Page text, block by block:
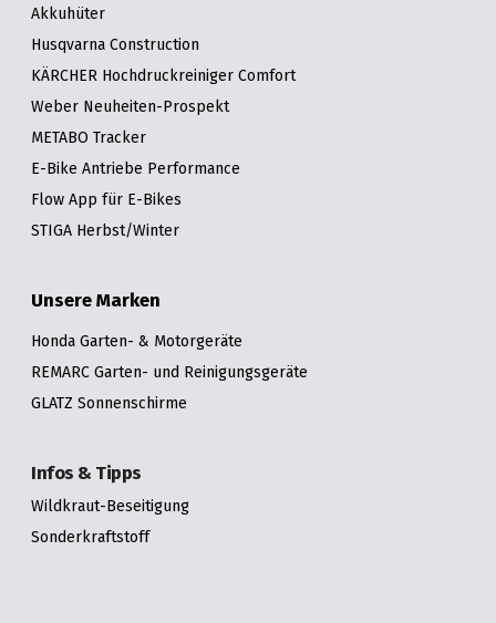
Akkuhüter
Husqvarna Construction
KÄRCHER Hochdruckreiniger Comfort
Weber Neuheiten-Prospekt
METABO Tracker
E-Bike Antriebe Performance
Flow App für E-Bikes
STIGA Herbst/Winter
Unsere Marken
Honda Garten- & Motorgeräte
REMARC Garten- und Reinigungsgeräte
GLATZ Sonnenschirme
Infos & Tipps
Wildkraut-Beseitigung
Sonderkraftstoff